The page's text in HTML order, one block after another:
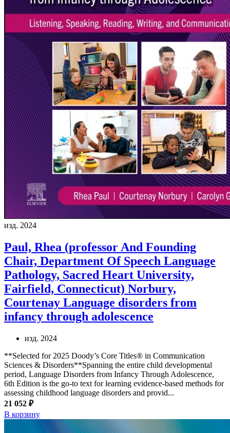
изд. 2024
Paul, Rhea (professor And Founding
Chair, Department Of Speech Language
Pathology, Sacred Heart University,
Fairfield, Connecticut) Norbury,
Courtenay Language disorders from
infancy through adolescence
изд. 2024
**Selected for 2025 Doody’s Core Titles® in Communication
Sciences & Disorders**Spanning the entire child developmental
period, Language Disorders from Infancy Through Adolescence,
6th Edition is the go-to text for learning evidence-based methods for
assessing childhood language disorders and provid...
21 052 ₽
В корзину